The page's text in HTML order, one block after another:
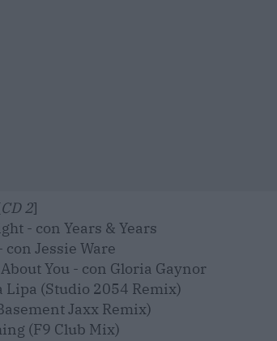
CD 2]
- con Years & Years
Jessie Ware
You - con Gloria Gaynor
Lipa (Studio 2054 Remix)
Jaxx Remix)
(F9 Club Mix)